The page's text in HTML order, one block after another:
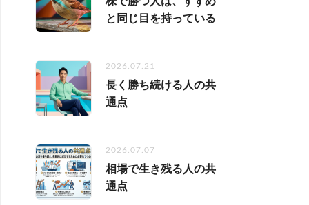
と同じ目を持っている
2026.07.21
長く勝ち続ける人の共
通点
2026.07.07
相場で生き残る人の共
通点